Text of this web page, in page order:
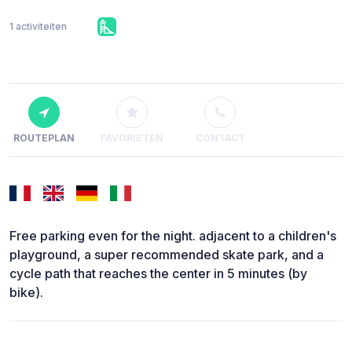
1 activiteiten
ROUTEPLAN FAVORIETEN CONTACT
Free parking even for the night. adjacent to a children's
playground, a super recommended skate park, and a
cycle path that reaches the center in 5 minutes (by
bike).